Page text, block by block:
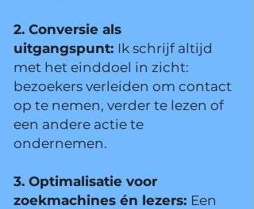
2. Conversie als
uitgangspunt: Ik schrijf altijd
met het einddoel in zicht:
bezoekers verleiden om contact
op te nemen, verder te lezen of
een andere actie te
ondernemen.
3. Optimalisatie voor
zoekmachines én lezers: Een